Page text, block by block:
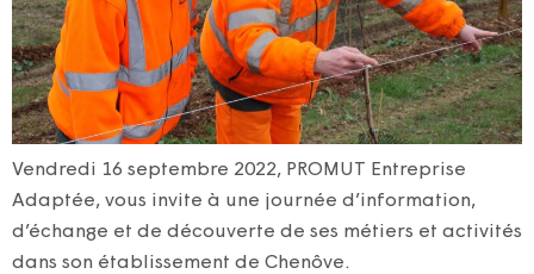
Vendredi 16 septembre 2022, PROMUT Entreprise
Adaptée, vous invite à une journée d’information,
d’échange et de découverte de ses métiers et activités
dans son établissement de Chenôve.